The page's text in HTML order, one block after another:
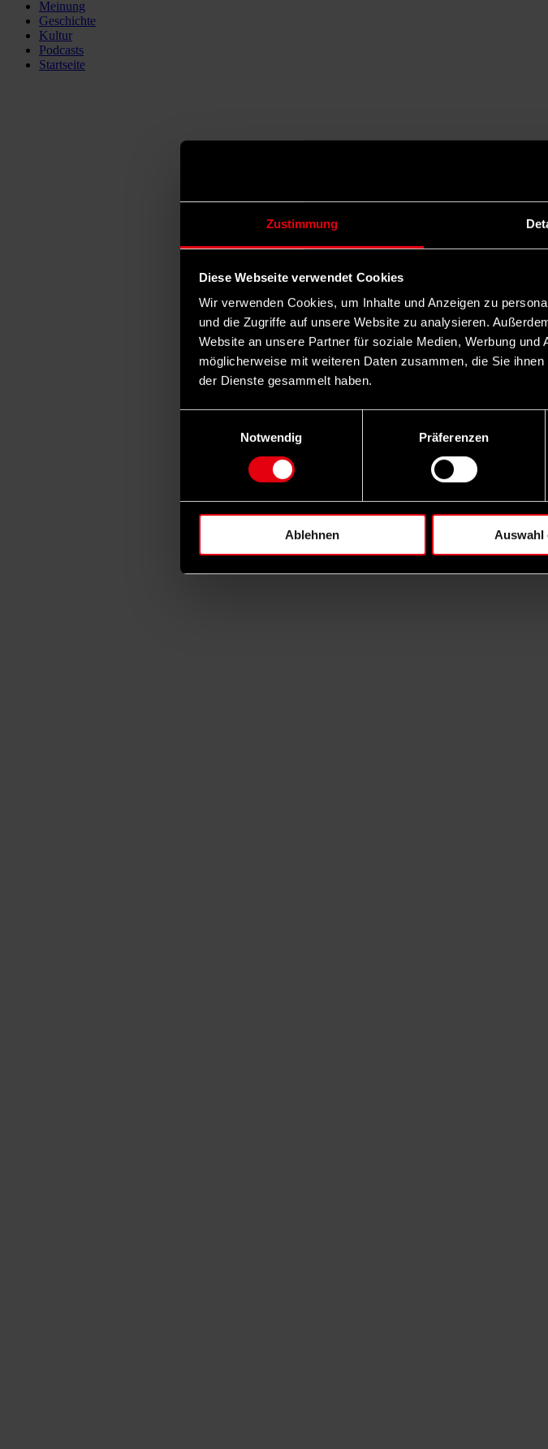
Zustimmung
Diese Webseite verwendet Cookies
Wir verwenden Cookies, um Inhalte und Anzeigen zu
und die Zugriffe auf unsere Website zu analysieren.
Website an unsere Partner für soziale Medien, Werbung
möglicherweise mit weiteren Daten zusammen, die Sie
der Dienste gesammelt haben.
Notwendig
Präferenzen
Ablehnen Auswahl
Meinung
Geschichte
Kultur
Podcasts
Startseite